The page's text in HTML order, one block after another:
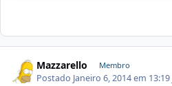
Mazzarello Membro
Postado Janeiro 6, 2014 em 13:19